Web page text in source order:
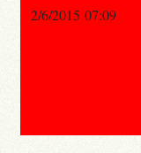
2/6/2015 07:09